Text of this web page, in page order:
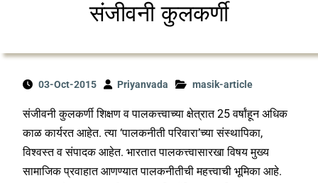
संजीवनी कुलकर्णी
03-Oct-2015 Priyanvada masik-article
संजीवनी कुलकर्णी शिक्षण व पालकत्त्वाच्या क्षेत्रात 25 वर्षांहून अधिक
काळ कार्यरत आहेत. त्या ‘पालकनीती परिवारा’च्या संस्थापिका,
विश्वस्त व संपादक आहेत. भारतात पालकत्त्वासारखा विषय मुख्य
सामाजिक प्रवाहात आणण्यात पालकनीतीची महत्त्वाची भूमिका आहे.